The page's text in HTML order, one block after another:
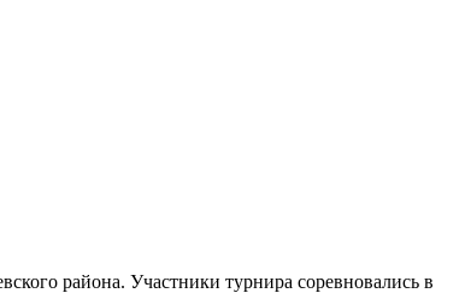
района. Участники турнира соревновались в